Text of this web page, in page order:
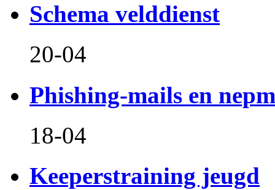
Schema velddienst
20-04
Phishing-mails en
18-04
Keeperstraining jeugd